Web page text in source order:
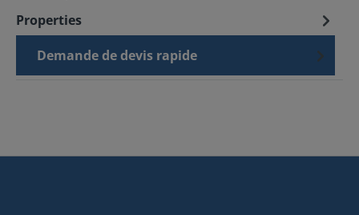
Properties
Demande de devis rapide